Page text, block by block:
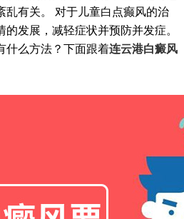
乱有关。 对于儿童白点癫风的治
发展，减轻症状并预防并发症。
什么方法？下面跟着连云港白癜风